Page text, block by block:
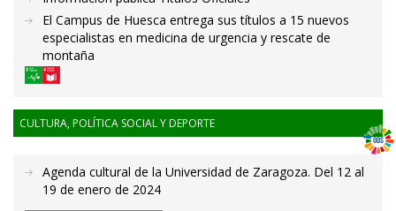
El Campus de Huesca entrega sus títulos a 15 nuevos
especialistas en medicina de urgencia y rescate de
montaña
CULTURA, POLÍTICA SOCIAL Y DEPORTE
Agenda cultural de la Universidad de Zaragoza. Del 12 al
19 de enero de 2024